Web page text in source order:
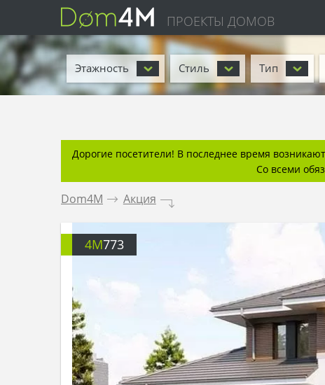
ПРОЕКТЫ ДОМОВ
Этажность Стиль Тип
Дорогие посетители! В последнее время
Со всеми
Dom4M . Акция .
4M773